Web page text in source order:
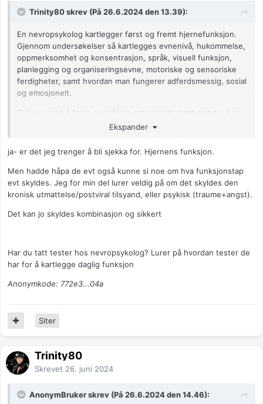
Trinity80 skrev (På 26.6.2024 den 13.39):
En nevropsykolog kartlegger først og fremt hjernefunksjon.
Gjennom undersøkelser så kartlegges evnenivå, hukommelse,
oppmerksomhet og konsentrasjon, språk, visuell funksjon,
planlegging og organiseringsevne, motoriske og sensoriske
ferdigheter, samt hvordan man fungerer adferdsmessig, sosial
og emosjonelt.
Det er vanlig å følge spesifikke evnetester, noen ganger kan
man bli henvist til MR osv.Ekspander
ja- er det jeg trenger å bli sjekka for. Hjernens funksjon.
Men hadde håpa de evt også kunne si noe om hva funksjonstap
evt skyldes. Jeg for min del lurer veldig på om det skyldes den
kronisk utmattelse/postviral tilsyand, eller psykisk (traume+angst).
Det kan jo skyldes kombinasjon og sikkert
Har du tatt tester hos nevropsykolog? Lurer på hvordan tester de
har for å kartlegge daglig funksjon
Anonymkode: 772e3...04a
Siter
Trinity80
Skrevet 26. juni 2024
AnonymBruker skrev (På 26.6.2024 den 14.46):